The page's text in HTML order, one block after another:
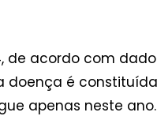
acordo com
doença é
apenas neste ano.